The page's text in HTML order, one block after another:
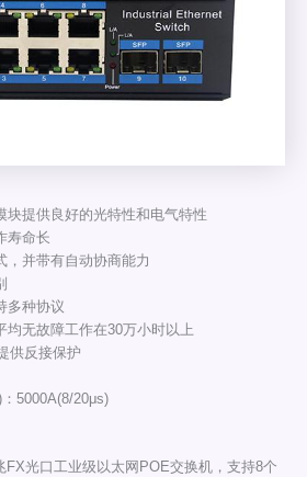
块提供良好的光特性和电气特性
寿命长
，并带有自动协商能力
多种协议
均无故障工作在30万小时以上
供反接保护
5000A(8/20μs)
光口工业级以太网POE交换机，支持8个